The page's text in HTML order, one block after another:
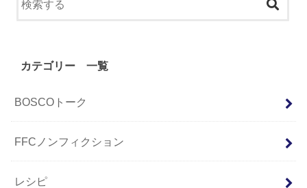
カテゴリー 一覧
BOSCOトーク
FFCノンフィクション
レシピ